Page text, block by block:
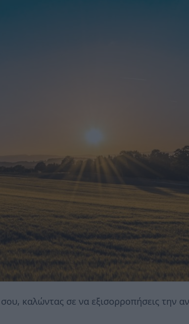
καλώντας σε να εξισορροπήσεις την